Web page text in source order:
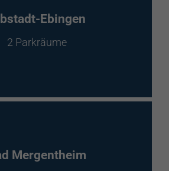
Ebingen
2 Parkräume
Mergentheim